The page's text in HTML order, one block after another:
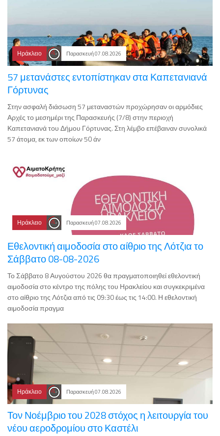
Ηράκλειο Παρασκευή 07.08.2026
57 μετανάστες εντοπίστηκαν στα Καπετανιανά
Γόρτυνας
Στην ασφαλή διάσωση 57 μεταναστών προχώρησαν οι αρμόδιες
Αρχές το μεσημέρι της Παρασκευής (7/8) στην περιοχή
Καπετανιανά του Δήμου Γόρτυνας. Στη λέμβο επέβαιναν συνολικά
57 άτομα, εκ των οποίων 50 άν
Ηράκλειο Παρασκευή 07.08.2026
Εθελοντική αιμοδοσία στο αίθριο της Λότζια το
Σάββατο 08-08-2026
Το Σάββατο 8 Αυγούστου 2026 θα πραγματοποιηθεί εθελοντική
αιμοδοσία στο κέντρο της πόλης του Ηρακλείου και συγκεκριμένα
στο αίθριο της Λότζια από τις 09:30 έως τις 14:00. Η εθελοντική
αιμοδοσία πραγμα
Ηράκλειο Παρασκευή 07.08.2026
Τον Νοέμβριο του 2028 στόχος η λειτουργία του
νέου αεροδρομίου στο Καστέλι